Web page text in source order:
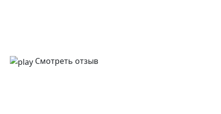
Смотреть отзыв